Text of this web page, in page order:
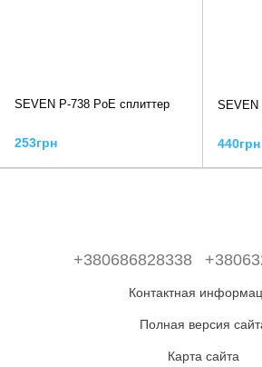
SEVEN P-738 PoE сплиттер
253грн
SEVEN
440грн
+380686828338
Контактная
Полная версия
Карта сайта